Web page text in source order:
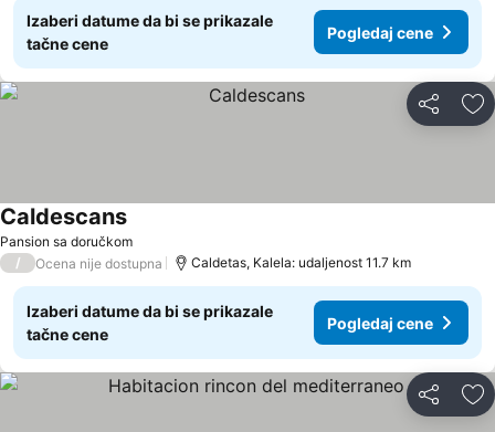
Izaberi datume da bi se prikazale
tačne cene
Pogledaj cene
Deli
Pansion sa doručkom
Caldescans
/ Ocena nije dostupna Caldetas, Kalela: udaljenost 11.7 km
Izaberi datume da bi se prikazale
tačne cene
Pogledaj cene
Deli